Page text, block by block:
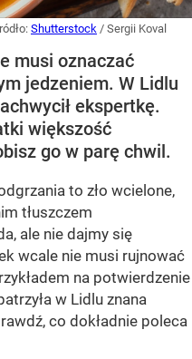
Shutterstock / Sergii Koval
musi oznaczać
jedzeniem. W Lidlu
ekspertkę.
większość
go w parę chwil.
to zło wcielone,
tłuszczem
ale nie dajmy się
wcale nie musi rujnować
na potwierdzenie
w Lidlu znana
co dokładnie poleca